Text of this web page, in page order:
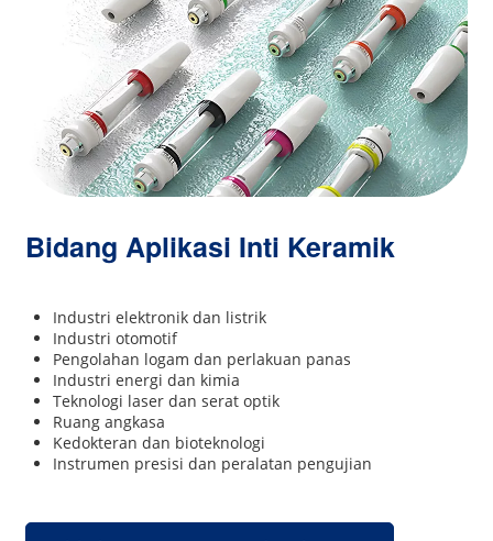
Bidang Aplikasi Inti Keramik
Industri elektronik dan listrik
Industri otomotif
Pengolahan logam dan perlakuan panas
Industri energi dan kimia
Teknologi laser dan serat optik
Ruang angkasa
Kedokteran dan bioteknologi
Instrumen presisi dan peralatan pengujian